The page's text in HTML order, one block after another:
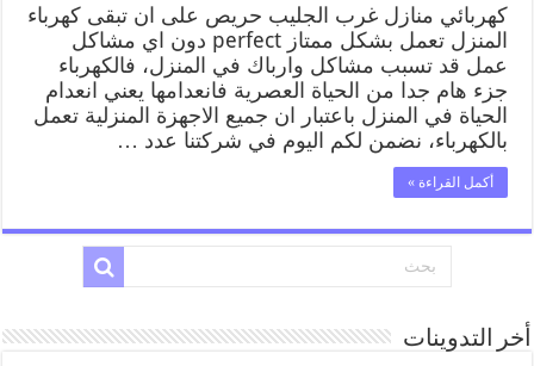
كهربائي منازل غرب الجليب حريص على ان تبقى كهرباء
المنزل تعمل بشكل ممتاز perfect دون اي مشاكل
عمل قد تسبب مشاكل وارباك في المنزل، فالكهرباء
جزء هام جدا من الحياة العصرية فانعدامها يعني انعدام
الحياة في المنزل باعتبار ان جميع الاجهزة المنزلية تعمل
بالكهرباء، نضمن لكم اليوم في شركتنا عدد …
أكمل القراءة »
أخر التدوينات